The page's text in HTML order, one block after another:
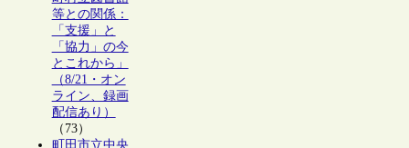
等との関係：
「支援」と
「協力」の今
とこれから」
（8/21・オン
ライン、録画
配信あり）
（73）
町田市立中央